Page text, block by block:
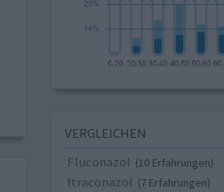
VERGLEICHEN
Fluconazol (10 Erfahrungen)
Itraconazol (7 Erfahrungen)